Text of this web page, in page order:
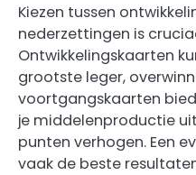
Kiezen tussen
nederzettingen is
Ontwikkelingskaarten
grootste leger,
voortgangskaarten
je middelenproductie
punten verhogen. Een
vaak de beste